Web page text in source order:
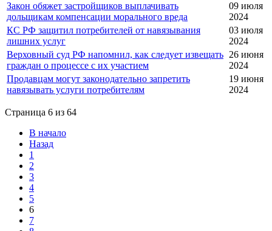
Закон обяжет застройщиков выплачивать
дольщикам компенсации морального вреда
09 июля
2024
КС РФ защитил потребителей от навязывания
лишних услуг
03 июля
2024
Верховный суд РФ напомнил, как следует извещать
граждан о процессе с их участием
26 июня
2024
Продавцам могут законодательно запретить
навязывать услуги потребителям
19 июня
2024
Страница 6 из 64
В начало
Назад
1
2
3
4
5
6
7